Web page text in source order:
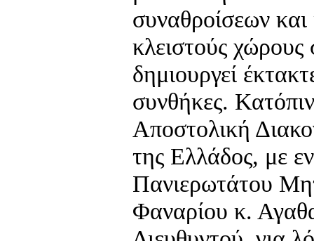
συναθροίσεων και
κλειστούς
δημιουργεί
συνθήκες.
Αποστολική
της Ελλάδος, με
Πανιερωτάτου
Φαναρίου κ.